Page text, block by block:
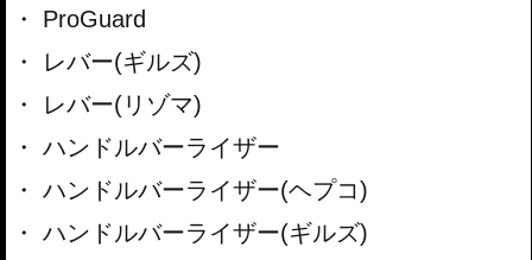
ProGuard
レバー(ギルズ)
レバー(リゾマ)
ハンドルバーライザー
ハンドルバーライザー(ヘプコ)
ハンドルバーライザー(ギルズ)